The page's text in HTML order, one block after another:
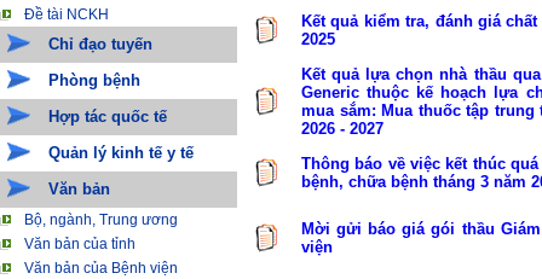
Đề tài NCKH
Chỉ đạo tuyến
Phòng bệnh
Hợp tác quốc tế
Quản lý kinh tế y tế
Văn bản
Bộ, ngành, Trung ương
Văn bản của tỉnh
Văn bản của Bệnh viện
Kết quả kiểm tra, đánh giá
2025
Kết quả lựa chọn nhà thầu
Generic thuộc kế hoạch lựa
mua sắm: Mua thuốc tập trung
2026 - 2027
Thông báo về việc kết thúc
bệnh, chữa bệnh tháng 3 năm
Mời gửi báo giá gói thầu
viện